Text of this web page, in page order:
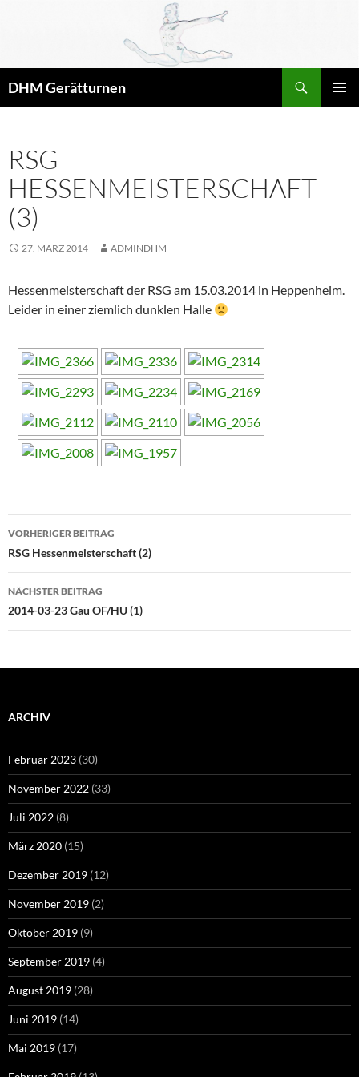
DHM Gerätturnen
RSG
HESSENMEISTERSCHAFT
(3)
27. MÄRZ 2014 ADMINDHM
Hessenmeisterschaft der RSG am 15.03.2014 in Heppenheim.
Leider in einer ziemlich dunklen Halle
Beitragsnavigation
VORHERIGER BEITRAG
RSG Hessenmeisterschaft (2)
NÄCHSTER BEITRAG
2014-03-23 Gau OF/HU (1)
ARCHIV
Februar 2023 (30)
November 2022 (33)
Juli 2022 (8)
März 2020 (15)
Dezember 2019 (12)
November 2019 (2)
Oktober 2019 (9)
September 2019 (4)
August 2019 (28)
Juni 2019 (14)
Mai 2019 (17)